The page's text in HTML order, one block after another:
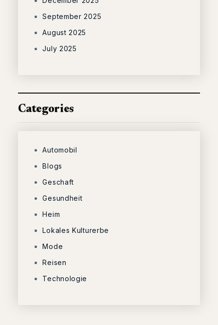
September 2025
August 2025
July 2025
Categories
Automobil
Blogs
Geschaft
Gesundheit
Heim
Lokales Kulturerbe
Mode
Reisen
Technologie